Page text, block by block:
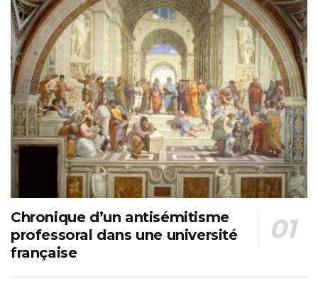
Chronique d’un antisémitisme
professoral dans une université
française